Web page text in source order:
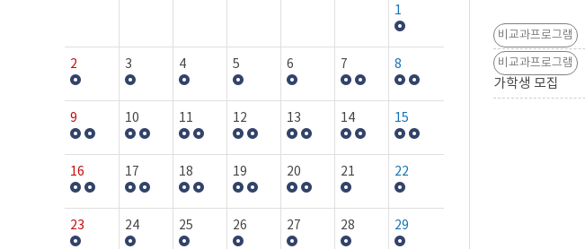
1
2 3 4 5 6 7 8
9 10 11 12 13 14 15
16 17 18 19 20 21 22
23 24 25 26 27 28 29
비교과프로그램
비교과프로그램
가학생 모집